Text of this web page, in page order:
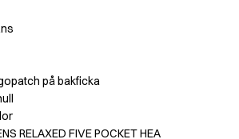
på bakficka
RELAXED FIVE POCKET HEA